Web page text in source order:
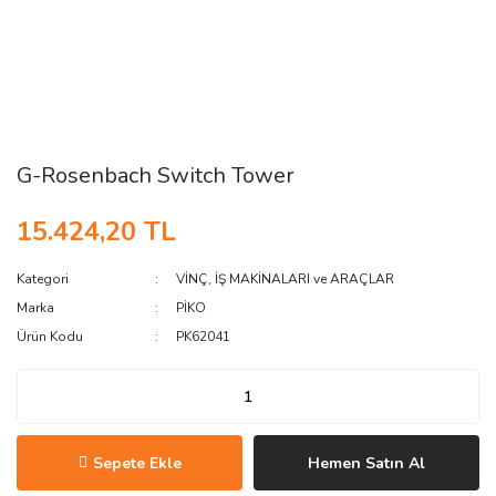
G-Rosenbach Switch Tower
15.424,20 TL
Kategori
VİNÇ, İŞ MAKİNALARI ve ARAÇLAR
Marka
PİKO
Ürün Kodu
PK62041
Sepete Ekle Hemen Satın Al